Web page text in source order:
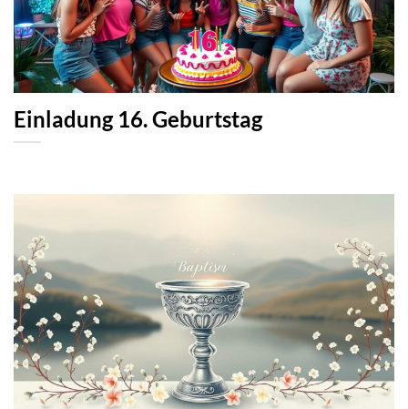
Einladung 16. Geburtstag